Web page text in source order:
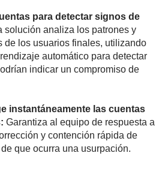
para detectar signos de
solución analiza los patrones y
de los usuarios finales, utilizando
automático para detectar
indicar un compromiso de
instantáneamente las cuentas
Garantiza al equipo de respuesta a
y contención rápida de
que ocurra una usurpación.